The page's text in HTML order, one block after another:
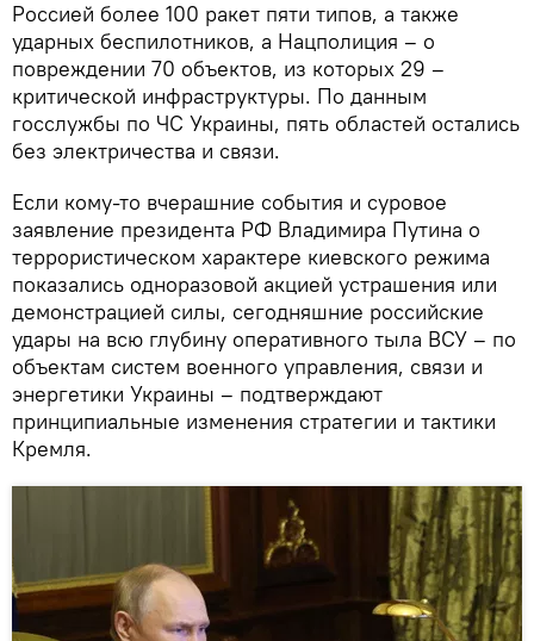
Россией более 100 ракет пяти типов, а также
ударных беспилотников, а Нацполиция – о
повреждении 70 объектов, из которых 29 –
критической инфраструктуры. По данным
госслужбы по ЧС Украины, пять областей остались
без электричества и связи.
Если кому-то вчерашние события и суровое
заявление президента РФ Владимира Путина о
террористическом характере киевского режима
показались одноразовой акцией устрашения или
демонстрацией силы, сегодняшние российские
удары на всю глубину оперативного тыла ВСУ – по
объектам систем военного управления, связи и
энергетики Украины – подтверждают
принципиальные изменения стратегии и тактики
Кремля.